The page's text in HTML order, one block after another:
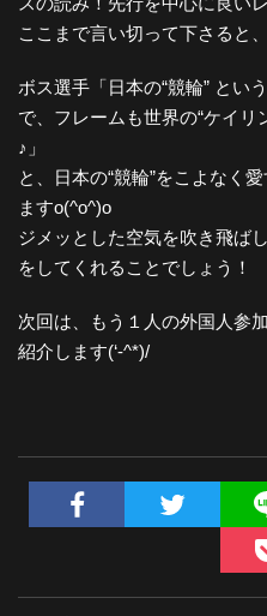
ここまで言い切って下さると
ボス選手「日本の“競輪” とい
で、フレームも世界の“ケイリ
♪」
と、日本の“競輪”をこよなく
ますo(^o^)o
ジメッとした空気を吹き飛ば
をしてくれることでしょう！
次回は、もう１人の外国人参
紹介します(‘-^*)/